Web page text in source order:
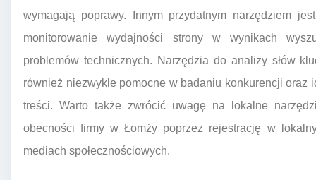
wymagają poprawy. Innym przydatnym narzędziem
monitorowanie wydajności strony w wynikach
problemów technicznych. Narzędzia do analizy słów
również niezwykle pomocne w badaniu konkurencji oraz
treści. Warto także zwrócić uwagę na lokalne
obecności firmy w Łomży poprzez rejestrację w
mediach społecznościowych.